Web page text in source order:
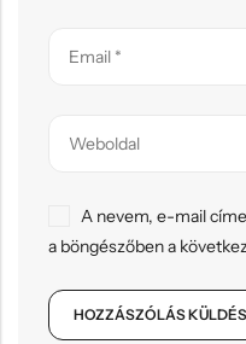
A nevem, e-mail
a böngészőben a